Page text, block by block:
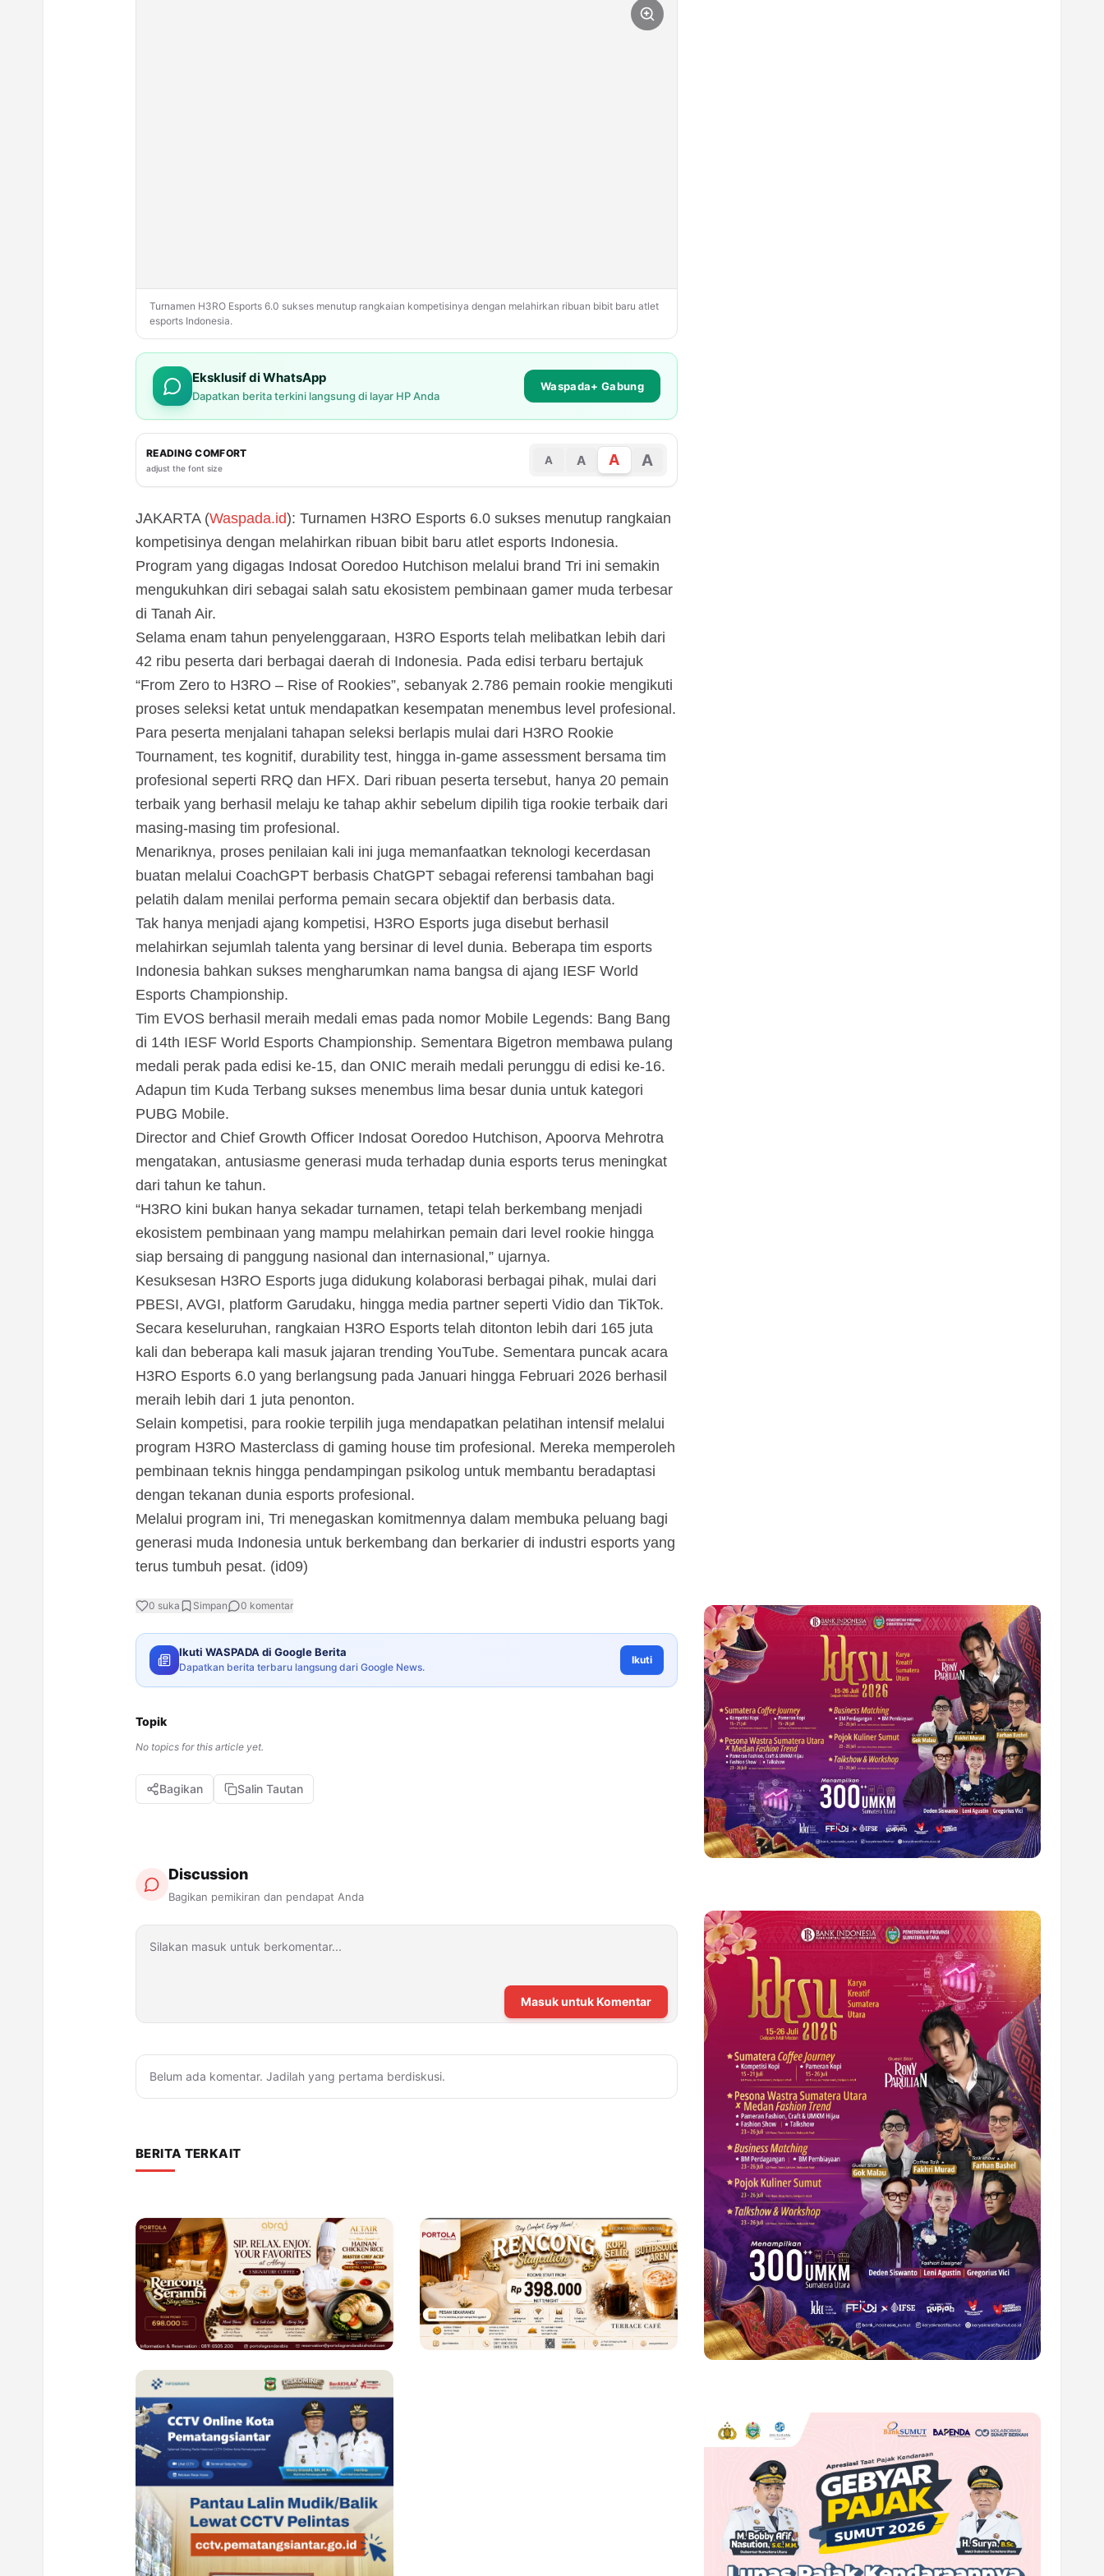
Turnamen H3RO Esports 6.0 sukses menutup rangkaian kompetisinya dengan melahirkan ribuan bibit baru atlet
esports Indonesia.
Eksklusif di WhatsApp
Dapatkan berita terkini langsung di layar HP Anda
Waspada+ Gabung
READING COMFORT
adjust the font size
A A A A
JAKARTA (Waspada.id): Turnamen H3RO Esports 6.0 sukses menutup rangkaian
kompetisinya dengan melahirkan ribuan bibit baru atlet esports Indonesia.
Program yang digagas Indosat Ooredoo Hutchison melalui brand Tri ini semakin
mengukuhkan diri sebagai salah satu ekosistem pembinaan gamer muda terbesar
di Tanah Air.
Selama enam tahun penyelenggaraan, H3RO Esports telah melibatkan lebih dari
42 ribu peserta dari berbagai daerah di Indonesia. Pada edisi terbaru bertajuk
“From Zero to H3RO – Rise of Rookies”, sebanyak 2.786 pemain rookie mengikuti
proses seleksi ketat untuk mendapatkan kesempatan menembus level profesional.
Para peserta menjalani tahapan seleksi berlapis mulai dari H3RO Rookie
Tournament, tes kognitif, durability test, hingga in-game assessment bersama tim
profesional seperti RRQ dan HFX. Dari ribuan peserta tersebut, hanya 20 pemain
terbaik yang berhasil melaju ke tahap akhir sebelum dipilih tiga rookie terbaik dari
masing-masing tim profesional.
Menariknya, proses penilaian kali ini juga memanfaatkan teknologi kecerdasan
buatan melalui CoachGPT berbasis ChatGPT sebagai referensi tambahan bagi
pelatih dalam menilai performa pemain secara objektif dan berbasis data.
Tak hanya menjadi ajang kompetisi, H3RO Esports juga disebut berhasil
melahirkan sejumlah talenta yang bersinar di level dunia. Beberapa tim esports
Indonesia bahkan sukses mengharumkan nama bangsa di ajang IESF World
Esports Championship.
Tim EVOS berhasil meraih medali emas pada nomor Mobile Legends: Bang Bang
di 14th IESF World Esports Championship. Sementara Bigetron membawa pulang
medali perak pada edisi ke-15, dan ONIC meraih medali perunggu di edisi ke-16.
Adapun tim Kuda Terbang sukses menembus lima besar dunia untuk kategori
PUBG Mobile.
Director and Chief Growth Officer Indosat Ooredoo Hutchison, Apoorva Mehrotra
mengatakan, antusiasme generasi muda terhadap dunia esports terus meningkat
dari tahun ke tahun.
“H3RO kini bukan hanya sekadar turnamen, tetapi telah berkembang menjadi
ekosistem pembinaan yang mampu melahirkan pemain dari level rookie hingga
siap bersaing di panggung nasional dan internasional,” ujarnya.
Kesuksesan H3RO Esports juga didukung kolaborasi berbagai pihak, mulai dari
PBESI, AVGI, platform Garudaku, hingga media partner seperti Vidio dan TikTok.
Secara keseluruhan, rangkaian H3RO Esports telah ditonton lebih dari 165 juta
kali dan beberapa kali masuk jajaran trending YouTube. Sementara puncak acara
H3RO Esports 6.0 yang berlangsung pada Januari hingga Februari 2026 berhasil
meraih lebih dari 1 juta penonton.
Selain kompetisi, para rookie terpilih juga mendapatkan pelatihan intensif melalui
program H3RO Masterclass di gaming house tim profesional. Mereka memperoleh
pembinaan teknis hingga pendampingan psikolog untuk membantu beradaptasi
dengan tekanan dunia esports profesional.
Melalui program ini, Tri menegaskan komitmennya dalam membuka peluang bagi
generasi muda Indonesia untuk berkembang dan berkarier di industri esports yang
terus tumbuh pesat. (id09)
0 suka Simpan 0 komentar
Ikuti WASPADA di Google Berita
Dapatkan berita terbaru langsung dari Google News.
Ikuti
Topik
No topics for this article yet.
Bagikan Salin Tautan
Discussion
Bagikan pemikiran dan pendapat Anda
Masuk untuk Komentar
Belum ada komentar. Jadilah yang pertama berdiskusi.
BERITA TERKAIT